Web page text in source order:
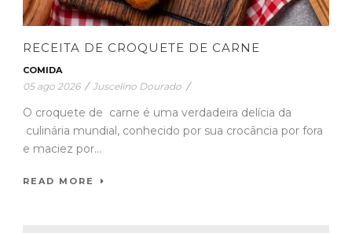
RECEITA DE CROQUETE DE CARNE
COMIDA
05 ago 2026 / Juscelino Dourado /
O croquete de carne é uma verdadeira delícia da
culinária mundial, conhecido por sua crocância por fora
e maciez por...
READ MORE